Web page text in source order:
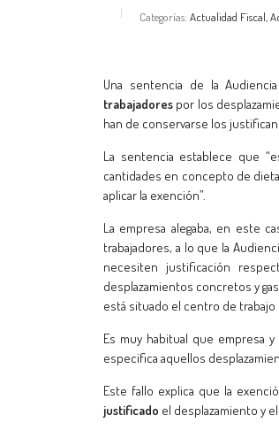
Categorías: Actualidad Fiscal,
Una sentencia de la
trabajadores por los
han de conservarse los
La sentencia establece que
cantidades en concepto de
aplicar la exención”.
La empresa alegaba, en este
trabajadores, a lo que la
necesiten justificación
desplazamientos concretos y
está situado el centro de
Es muy habitual que empresa
especifica aquellos
Este fallo explica que la
justificado el desplazamiento y